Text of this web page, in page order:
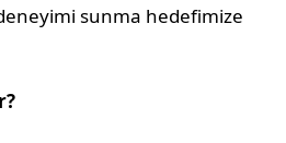
sunma hedefimize